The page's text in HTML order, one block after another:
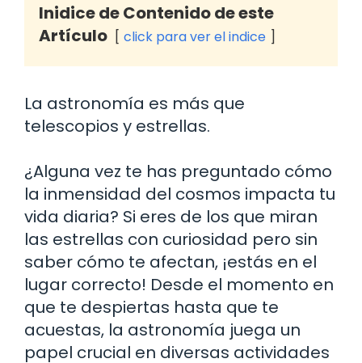
Inidice de Contenido de este
Artículo
click para ver el indice
La astronomía es más que
telescopios y estrellas.
¿Alguna vez te has preguntado cómo
la inmensidad del cosmos impacta tu
vida diaria? Si eres de los que miran
las estrellas con curiosidad pero sin
saber cómo te afectan, ¡estás en el
lugar correcto! Desde el momento en
que te despiertas hasta que te
acuestas, la astronomía juega un
papel crucial en diversas actividades